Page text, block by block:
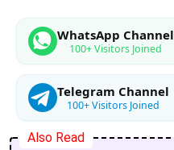
WhatsApp Channel
100+ Visitors Joined
Telegram Channel
100+ Visitors Joined
Also Read